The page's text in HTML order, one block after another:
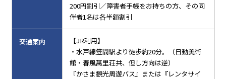
200円割引／障害者手帳をお持ちの方、その同
伴者1名は各半額割引
交通案内
【JR利用】
・水戸線笠間駅より徒歩約20分。（日動美術
館・春風萬里荘共、但し方向は逆）
『かさま観光周遊バス』または『レンタサイ